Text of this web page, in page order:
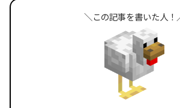
＼この記事を書いた人！